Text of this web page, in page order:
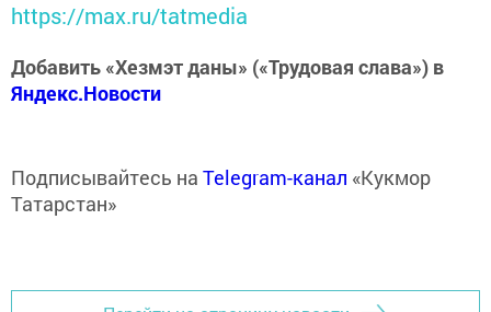
https://max.ru/tatmedia
Добавить «Хезмэт даны» («Трудовая слава») в
Яндекс.Новости
Подписывайтесь на Telegram-канал «Кукмор
Татарстан»